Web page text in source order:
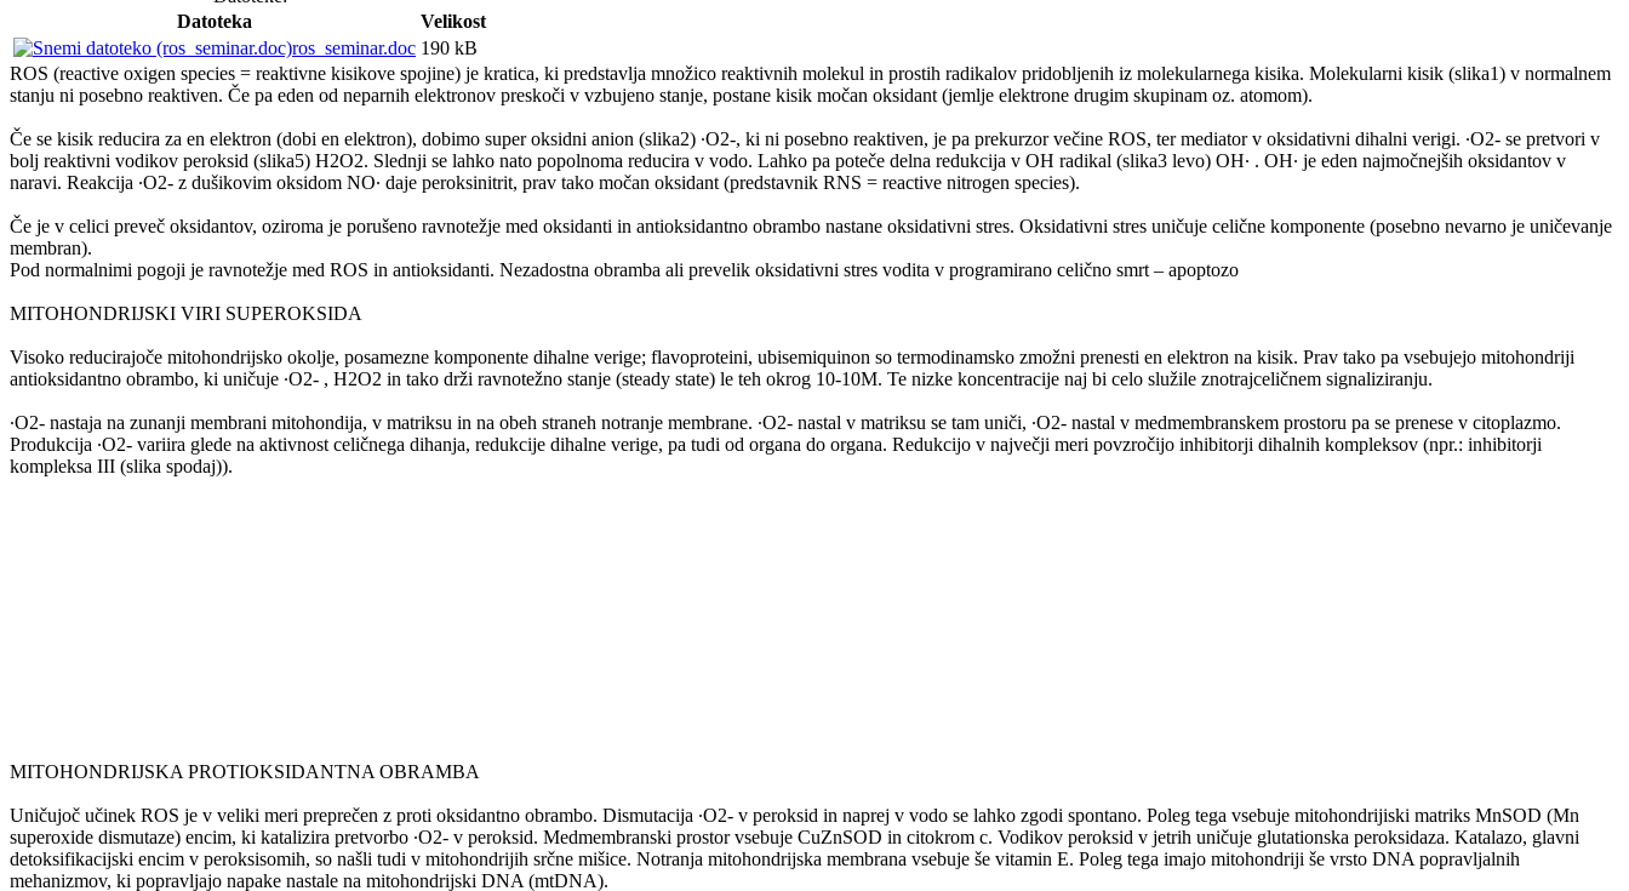
Datoteka
Velikost
ros_seminar.doc 190 kB
ROS (reactive oxigen species = reaktivne kisikove spojine) je kratica, ki predstavlja množico reaktivnih molekul in prostih radikalov pridobljenih iz molekularnega kisika. Molekularni kisik (slika1) v normalnem
stanju ni posebno reaktiven. Če pa eden od neparnih elektronov preskoči v vzbujeno stanje, postane kisik močan oksidant (jemlje elektrone drugim skupinam oz. atomom).
Če se kisik reducira za en elektron (dobi en elektron), dobimo super oksidni anion (slika2) ∙O2-, ki ni posebno reaktiven, je pa prekurzor večine ROS, ter mediator v oksidativni dihalni verigi. ∙O2- se pretvori v
bolj reaktivni vodikov peroksid (slika5) H2O2. Slednji se lahko nato popolnoma reducira v vodo. Lahko pa poteče delna redukcija v OH radikal (slika3 levo) OH∙ . OH∙ je eden najmočnejših oksidantov v
naravi. Reakcija ∙O2- z dušikovim oksidom NO∙ daje peroksinitrit, prav tako močan oksidant (predstavnik RNS = reactive nitrogen species).
Če je v celici preveč oksidantov, oziroma je porušeno ravnotežje med oksidanti in antioksidantno obrambo nastane oksidativni stres. Oksidativni stres uničuje celične komponente (posebno nevarno je uničevanje
membran).
Pod normalnimi pogoji je ravnotežje med ROS in antioksidanti. Nezadostna obramba ali prevelik oksidativni stres vodita v programirano celično smrt – apoptozo
MITOHONDRIJSKI VIRI SUPEROKSIDA
Visoko reducirajoče mitohondrijsko okolje, posamezne komponente dihalne verige; flavoproteini, ubisemiquinon so termodinamsko zmožni prenesti en elektron na kisik. Prav tako pa vsebujejo mitohondriji
antioksidantno obrambo, ki uničuje ∙O2- , H2O2 in tako drži ravnotežno stanje (steady state) le teh okrog 10-10M. Te nizke koncentracije naj bi celo služile znotrajceličnem signaliziranju.
∙O2- nastaja na zunanji membrani mitohondija, v matriksu in na obeh straneh notranje membrane. ∙O2- nastal v matriksu se tam uniči, ∙O2- nastal v medmembranskem prostoru pa se prenese v citoplazmo.
Produkcija ∙O2- variira glede na aktivnost celičnega dihanja, redukcije dihalne verige, pa tudi od organa do organa. Redukcijo v največji meri povzročijo inhibitorji dihalnih kompleksov (npr.: inhibitorji
kompleksa III (slika spodaj)).
MITOHONDRIJSKA PROTIOKSIDANTNA OBRAMBA
Uničujoč učinek ROS je v veliki meri preprečen z proti oksidantno obrambo. Dismutacija ∙O2- v peroksid in naprej v vodo se lahko zgodi spontano. Poleg tega vsebuje mitohondrijiski matriks MnSOD (Mn
superoxide dismutaze) encim, ki katalizira pretvorbo ∙O2- v peroksid. Medmembranski prostor vsebuje CuZnSOD in citokrom c. Vodikov peroksid v jetrih uničuje glutationska peroksidaza. Katalazo, glavni
detoksifikacijski encim v peroksisomih, so našli tudi v mitohondrijih srčne mišice. Notranja mitohondrijska membrana vsebuje še vitamin E. Poleg tega imajo mitohondriji še vrsto DNA popravljalnih
mehanizmov, ki popravljajo napake nastale na mitohondrijski DNA (mtDNA).